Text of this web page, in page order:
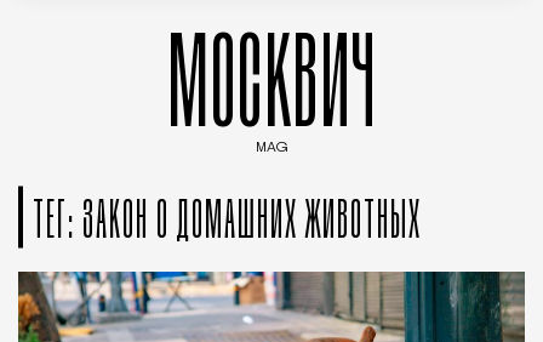
МОСКВИЧ
MAG
ТЕГ: ЗАКОН О ДОМАШНИХ ЖИВОТНЫХ